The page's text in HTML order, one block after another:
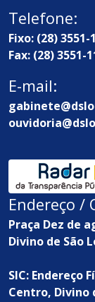
Telefone:
Fixo: (28) 3551-
Fax: (28) 3551-
E-mail:
Endereço /
Praça Dez de
Divino de São
SIC: Endereço
Centro, Divino